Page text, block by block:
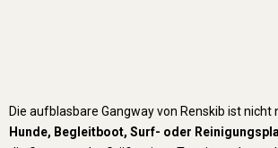
Die aufblasbare Gangway von Renskib ist
Hunde, Begleitboot, Surf- oder